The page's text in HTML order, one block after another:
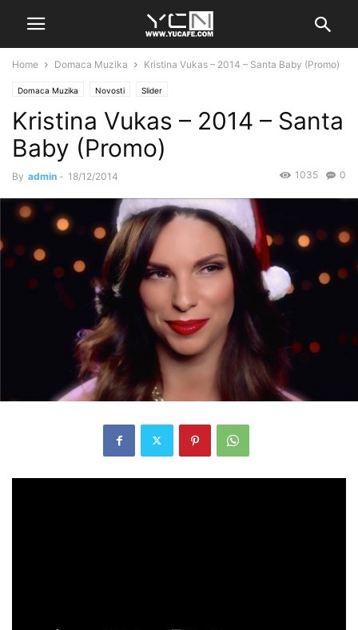
Home Domaca Muzika Kristina Vukas – 2014 – Santa Baby (Promo)
Domaca Muzika Novosti Slider
Kristina Vukas – 2014 – Santa
Baby (Promo)
By admin - 18/12/2014 0
1035